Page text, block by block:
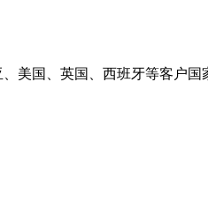
美国、英国、西班牙等客户